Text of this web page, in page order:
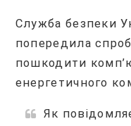
Служба безпеки
попередила
пошкодити
енергетичного
Як